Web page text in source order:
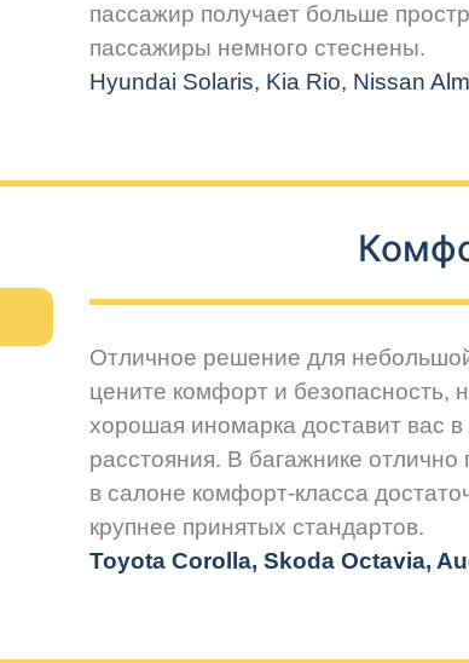
пассажир получает больше
пассажиры немного стеснены.
Hyundai Solaris, Kia Rio, Nissan
Отличное решение для
цените комфорт и безопасность,
хорошая иномарка доставит вас
расстояния. В багажнике
в салоне комфорт-класса
крупнее принятых стандартов.
Toyota Corolla, Skoda Octavia,